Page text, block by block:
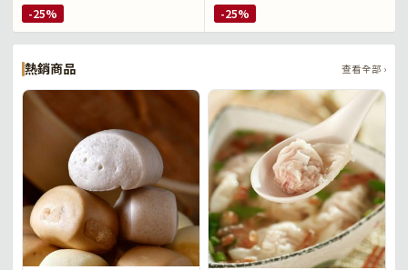
-25% -25%
熱銷商品 查看全部 ›